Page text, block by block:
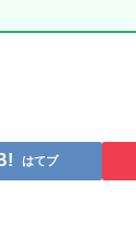
はてブ